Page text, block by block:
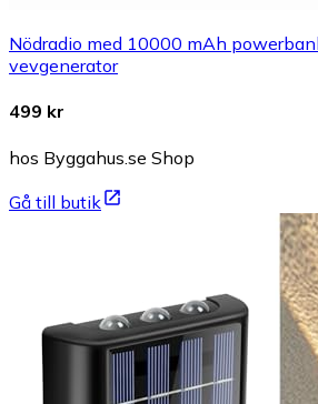
Nödradio med 10000 mAh
vevgenerator
499 kr
hos Byggahus.se Shop
Gå till butik